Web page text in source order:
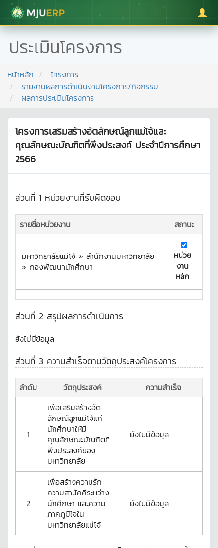
มหาวิทยาลัยแม่โจ้
ประเมินโครงการ
หน้าหลัก
โครงการ
รายงานผลการดำเนินงานโครงการ/กิจกรรม
ผลการประเมินโครงการ
โครงการเสริมสร้างอัตลักษณ์ลูกแม่โจ้และ
คุณลักษณะบัณฑิตที่พึงประสงค์ ประจำปีการศึกษา
2566
ส่วนที่ 1 หน่วยงานที่รับผิดชอบ
รายชื่อหน่วยงาน สถานะ
มหาวิทยาลัยแม่โจ้ » สำนักงานมหาวิทยาลัย
» กองพัฒนานักศึกษา
หน่วย
งาน
หลัก
ส่วนที่ 2 สรุปผลการดำเนินการ
ยังไม่มีข้อมูล
ส่วนที่ 3 ความสำเร็จตามวัตถุประสงค์โครงการ
ลำดับ วัตถุประสงค์ ความสำเร็จ
1
เพื่อเสริมสร้างอัต
ลักษณ์ลูกแม่โจ้แก่
นักศึกษาให้มี
คุณลักษณะบัณฑิตที่
พึงประสงค์ของ
มหาวิทยาลัย
ยังไม่มีข้อมูล
2
เพื่อสร้างความรัก
ความสามัคคีระหว่าง
นักศึกษา และความ
ภาคภูมิใจใน
มหาวิทยาลัยแม่โจ้
ยังไม่มีข้อมูล